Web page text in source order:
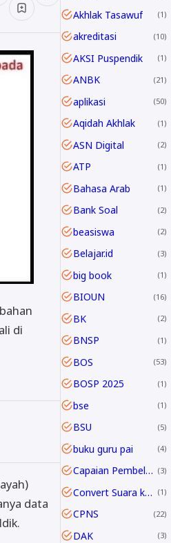
di
data
Akhlak Tasawuf 1
akreditasi 10
AKSI Puspendik 1
ANBK 21
aplikasi 50
Aqidah Akhlak 1
ASN Digital 2
ATP 1
Bahasa Arab 1
Bank Soal 2
beasiswa 2
Belajar.id 3
big book 1
BIOUN 16
BK 2
BNSP 1
BOS 53
BOSP 2025 1
bse 1
BSU 5
buku guru pai 4
Capaian Pembelajaran 3
Convert Suara ke Text 1
CPNS 22
DAK 3